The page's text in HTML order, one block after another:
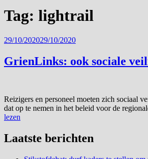
Tag: lightrail
Geplaatst
29/10/202029/10/2020
GrienLinks: ook sociale
Reizigers en personeel moeten zich sociaal
dat op te nemen in het beleid voor de
lezen
Laatste berichten